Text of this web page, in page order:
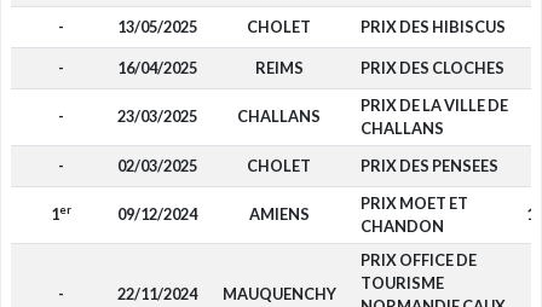
- 13/05/2025 CHOLET PRIX DES HIBISCUS
- 16/04/2025 REIMS PRIX DES CLOCHES
- 23/03/2025 CHALLANS
PRIX DE LA VILLE DE
CHALLANS
-
02/03/2025 CHOLET PRIX DES PENSEES
1er 09/12/2024 AMIENS
PRIX MOET ET
CHANDON
- 22/11/2024 MAUQUENCHY
PRIX OFFICE DE
TOURISME